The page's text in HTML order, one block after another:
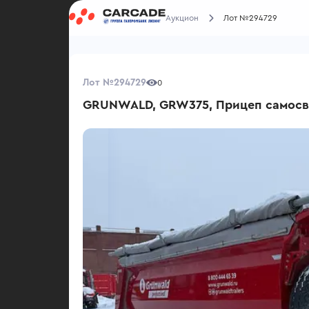
Аукцион Лот №294729
Лот №294729 0
GRUNWALD, GRW375, Прицеп